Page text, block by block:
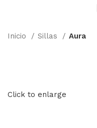
Inicio Sillas Aura
Click to enlarge